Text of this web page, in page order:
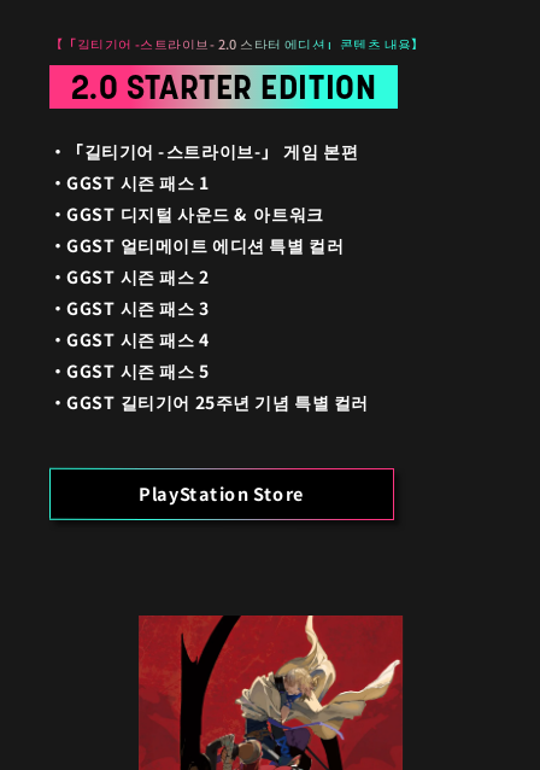
【「길티기어 -스트라이브- 2.0 스타터 에디션」콘텐츠 내용】
2.0 STARTER EDITION
「길티기어 -스트라이브-」 게임 본편
GGST 시즌 패스 1
GGST 디지털 사운드 & 아트워크
GGST 얼티메이트 에디션 특별 컬러
GGST 시즌 패스 2
GGST 시즌 패스 3
GGST 시즌 패스 4
GGST 시즌 패스 5
GGST 길티기어 25주년 기념 특별 컬러
PlayStation Store